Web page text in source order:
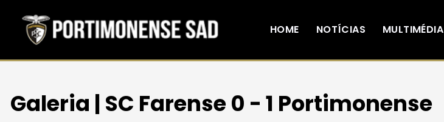
HOME NOTÍCIAS MULTIMÉDIA
Galeria | SC Farense 0 - 1 Portimonense